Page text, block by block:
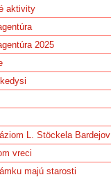
aktivity
2025
L. Stöckela Bardejov
vreci
majú starosti